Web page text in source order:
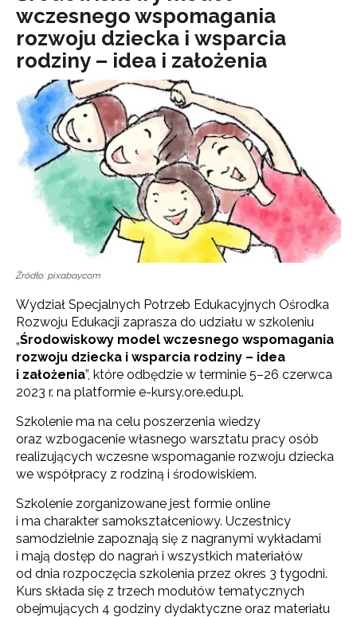
wczesnego wspomagania
rozwoju dziecka i wsparcia
rodziny – idea i założenia
Źródło: pixabay.com
Wydział Specjalnych Potrzeb Edukacyjnych Ośrodka
Rozwoju Edukacji zaprasza do udziału w szkoleniu
„Środowiskowy model wczesnego wspomagania
rozwoju dziecka i wsparcia rodziny – idea
i założenia”, które odbędzie w terminie 5–26 czerwca
2023 r. na platformie e-kursy.ore.edu.pl.
Szkolenie ma na celu poszerzenia wiedzy
oraz wzbogacenie własnego warsztatu pracy osób
realizujących wczesne wspomaganie rozwoju dziecka
we współpracy z rodziną i środowiskiem.
Szkolenie zorganizowane jest formie online
i ma charakter samokształceniowy. Uczestnicy
samodzielnie zapoznają się z nagranymi wykładami
i mają dostęp do nagrań i wszystkich materiałów
od dnia rozpoczęcia szkolenia przez okres 3 tygodni.
Kurs składa się z trzech modułów tematycznych
obejmujących 4 godziny dydaktyczne oraz materiału